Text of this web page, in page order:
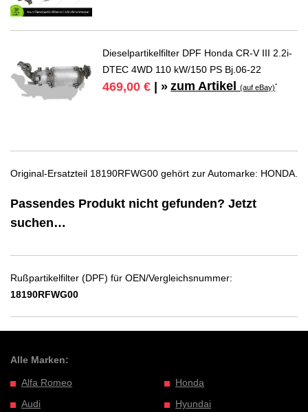
Dieselpartikelfilter DPF Honda CR-V III 2.2i-
DTEC 4WD 110 kW/150 PS Bj.06-22
469,00 € | » zum Artikel(auf eBay)*
Original-Ersatzteil 18190RFWG00 gehört zur Automarke: HONDA.
Passendes Produkt nicht gefunden? Jetzt
suchen…
Rußpartikelfilter (DPF) für OEN/Vergleichsnummer:
18190RFWG00
Alle Marken:
Alfa Romeo
Audi
Honda
Hyundai